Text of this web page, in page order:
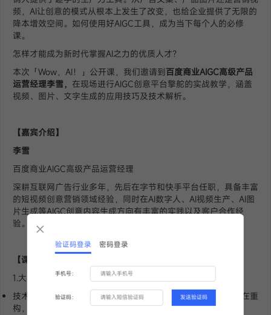
频，AI让创意的模式从根本上发生了改变，也给企业提供了无限的
降本增效空间。如何使用好AIGC工具，成为当下每个人的必修
课。
怎样才能成为新时代掌握AI之力的优质人才？
本次「Wow，AI！」公开课，我们邀请到百度商业AIGC高级产品
运营经理李雪， 在现场进行AIGC创意平台擎舵的实战教学，涵盖
视频、图片、文字生成的应用技巧及技术解析。
【嘉宾介绍】
李雪
百度商业AIGC高级产品运营经理
深耕互联网广告行业多年，先后在字节和快手平台任职，具备丰富
的短视频创意营销领域经验，同时在AI数字人、AI视频生产、AI图
片生成等AIGC创意内容生成方向有丰富的实践以及客户合作经
验。
【课程大纲】
1.大模型带来时代新机遇
技术的变革在重塑整个营销场景，从内容、到广告、经营等都在重
构，内容是最早在AI场景落地应用的
验证码登录 密码登录
手机号：
验证码： 发送验证码